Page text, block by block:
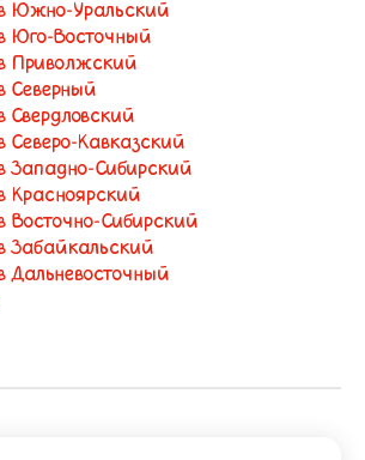
Южно-Уральский
Юго-Восточный
Приволжский
Северный
Свердловский
Северо-Кавказский
Западно-Сибирский
Красноярский
Восточно-Сибирский
Забайкальский
Дальневосточный